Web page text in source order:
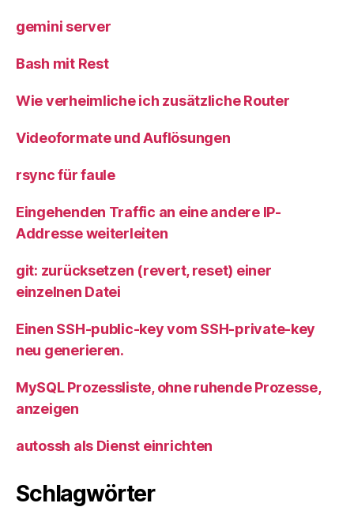
gemini server
Bash mit Rest
Wie verheimliche ich zusätzliche Router
Videoformate und Auflösungen
rsync für faule
Eingehenden Traffic an eine andere IP-
Addresse weiterleiten
git: zurücksetzen (revert, reset) einer
einzelnen Datei
Einen SSH-public-key vom SSH-private-key
neu generieren.
MySQL Prozessliste, ohne ruhende Prozesse,
anzeigen
autossh als Dienst einrichten
Schlagwörter